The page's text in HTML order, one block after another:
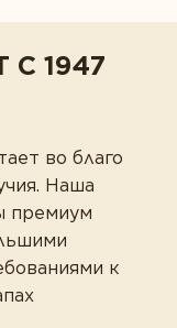
1947
во благо
Наша
премиум
к